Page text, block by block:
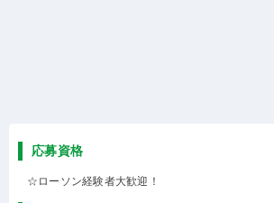
応募資格
☆ローソン経験者大歓迎！